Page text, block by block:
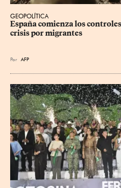
GEOPOLÍTICA
España comienza los
crisis por migrantes
Por AFP